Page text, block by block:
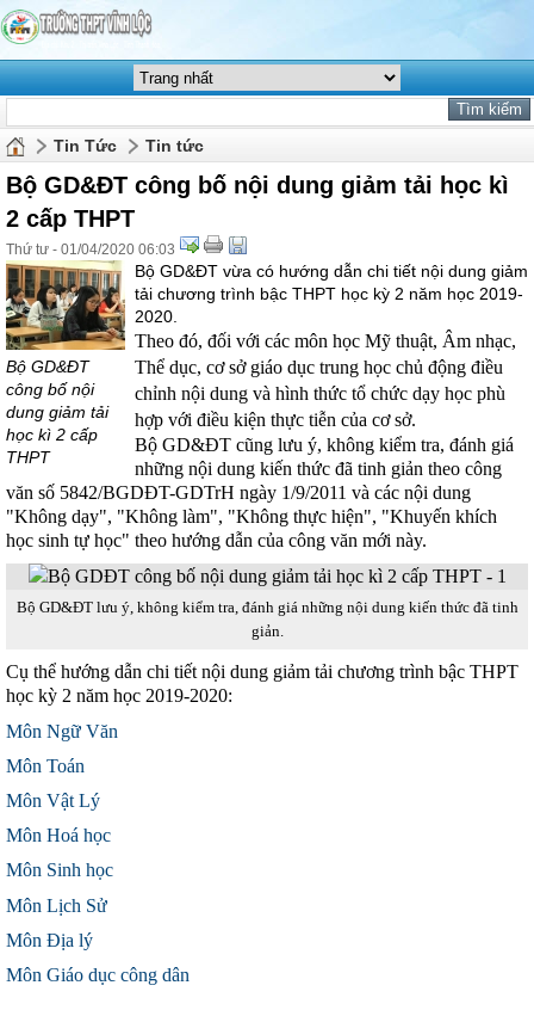
Tin Tức Tin tức
Bộ GD&ĐT công bố nội dung giảm tải học kì
2 cấp THPT
Thứ tư - 01/04/2020 06:03
Bộ GD&ĐT
công bố nội
dung giảm tải
học kì 2 cấp
THPT
Bộ GD&ĐT vừa có hướng dẫn chi tiết nội dung giảm
tải chương trình bậc THPT học kỳ 2 năm học 2019-
2020.
Theo đó, đối với các môn học Mỹ thuật, Âm nhạc,
Thể dục, cơ sở giáo dục trung học chủ động điều
chỉnh nội dung và hình thức tổ chức dạy học phù
hợp với điều kiện thực tiễn của cơ sở.
Bộ GD&ĐT cũng lưu ý, không kiểm tra, đánh giá
những nội dung kiến thức đã tinh giản theo công
văn số 5842/BGDĐT-GDTrH ngày 1/9/2011 và các nội dung
"Không dạy", "Không làm", "Không thực hiện", "Khuyến khích
học sinh tự học" theo hướng dẫn của công văn mới này.
Bộ GD&ĐT lưu ý, không kiểm tra, đánh giá những nội dung kiến thức đã tinh
giản.
Cụ thể hướng dẫn chi tiết nội dung giảm tải chương trình bậc THPT
học kỳ 2 năm học 2019-2020:
Môn Ngữ Văn
Môn Toán
Môn Vật Lý
Môn Hoá học
Môn Sinh học
Môn Lịch Sử
Môn Địa lý
Môn Giáo dục công dân